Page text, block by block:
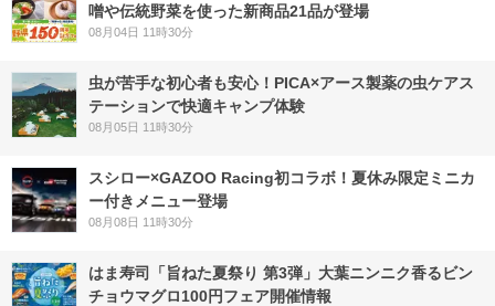
噌や伝統野菜を使った新商品21品が登場
08月04日 11時30分
虫が苦手な初心者も安心！PICA×アース製薬の虫ケアス
テーションで快適キャンプ体験
08月05日 11時30分
スシロー×GAZOO Racing初コラボ！夏休み限定ミニカ
ー付きメニュー登場
08月08日 11時30分
はま寿司「旨ねた夏祭り 第3弾」大葉ニンニク香るビン
チョウマグロ100円フェア開催情報